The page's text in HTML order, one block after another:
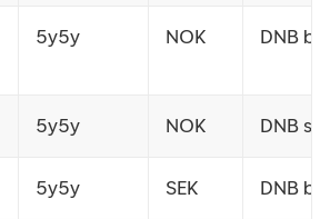
5y5y NOK DNB
5y5y NOK DNB
5y5y SEK DNB